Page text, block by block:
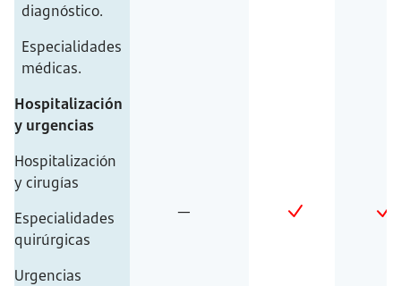
diagnóstico.
Especialidades
médicas.
Hospitalización
y urgencias
Hospitalización
y cirugías
Especialidades
quirúrgicas
Urgencias
—